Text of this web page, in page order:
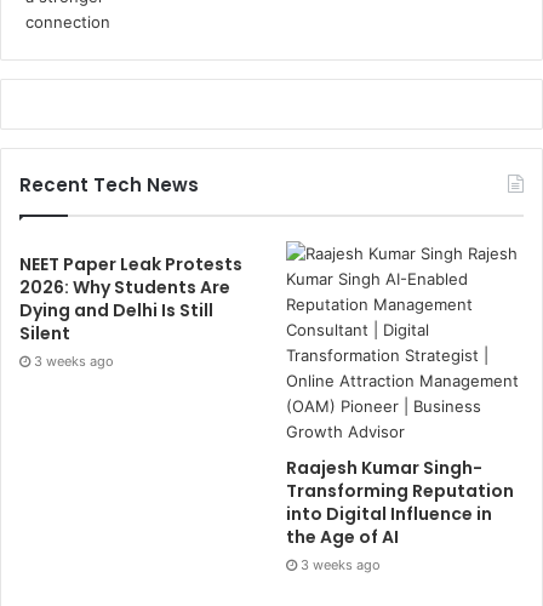
Recent Tech News
NEET Paper Leak Protests
2026: Why Students Are
Dying and Delhi Is Still
Silent
3 weeks ago
Raajesh Kumar Singh-
Transforming Reputation
into Digital Influence in
the Age of AI
3 weeks ago